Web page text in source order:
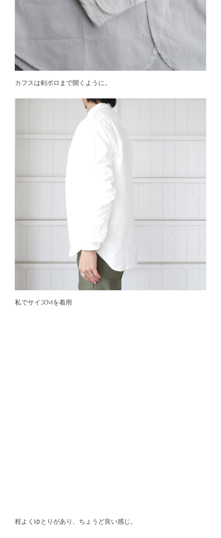
カフスは剣ボロまで開くように。
私でサイズMを着用
程よくゆとりがあり、ちょうど良い感じ。